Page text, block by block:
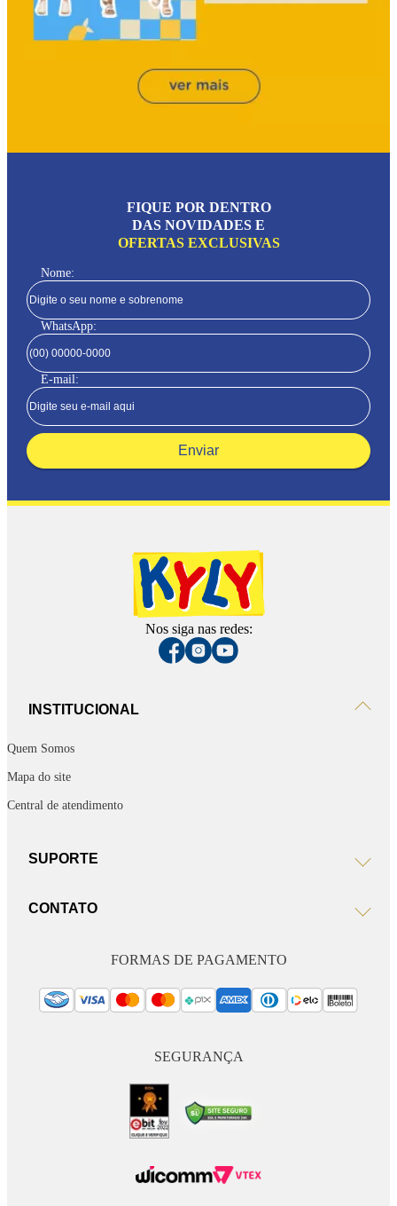
FIQUE POR DENTRO
DAS NOVIDADES E
OFERTAS EXCLUSIVAS
Nome:
WhatsApp:
E-mail:
Enviar
Nos siga nas redes:
INSTITUCIONAL
Quem Somos
Mapa do site
Central de atendimento
SUPORTE
CONTATO
FORMAS DE PAGAMENTO
SEGURANÇA